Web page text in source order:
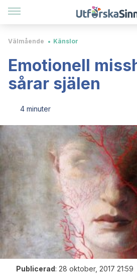
Välmående Känslor
Emotionell
sårar själen
4 minuter
Publicerad: 28 oktober, 2017 21:59